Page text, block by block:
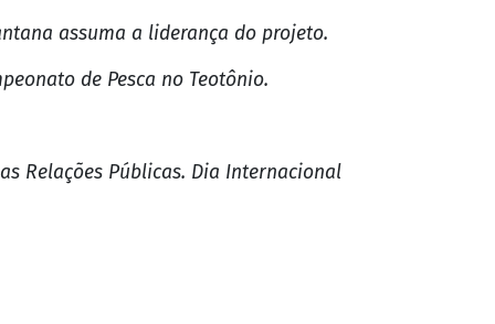
assuma a liderança do projeto.
de Pesca no Teotônio.
Relações Públicas. Dia Internacional